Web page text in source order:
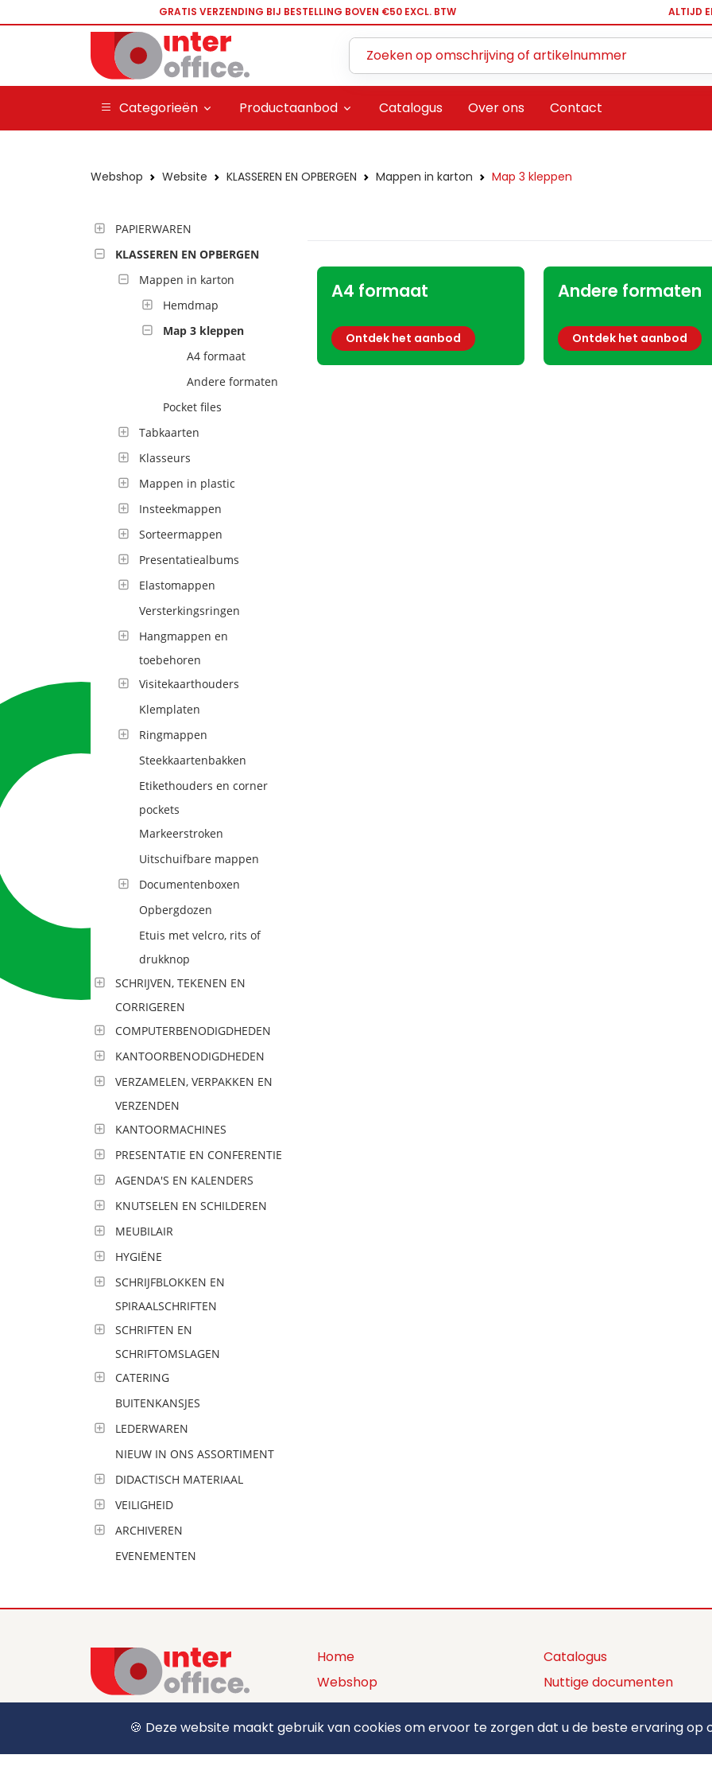
GRATIS VERZENDING BIJ BESTELLING BOVEN €50 EXCL. BTW ALTIJD
Categorieën Productaanbod Catalogus Over ons Contact
Webshop Website KLASSEREN EN OPBERGEN Mappen in karton Map 3 kleppen
PAPIERWAREN
KLASSEREN EN OPBERGEN
Mappen in karton
Hemdmap
Map 3 kleppen
A4 formaat
Andere formaten
Pocket files
Tabkaarten
Klasseurs
Mappen in plastic
Insteekmappen
Sorteermappen
Presentatiealbums
Elastomappen
Versterkingsringen
Hangmappen en
toebehoren
Visitekaarthouders
Klemplaten
Ringmappen
Steekkaartenbakken
Etikethouders en corner
pockets
Markeerstroken
Uitschuifbare mappen
Documentenboxen
Opbergdozen
Etuis met velcro, rits of
drukknop
SCHRIJVEN, TEKENEN EN
CORRIGEREN
COMPUTERBENODIGDHEDEN
KANTOORBENODIGDHEDEN
VERZAMELEN, VERPAKKEN EN
VERZENDEN
KANTOORMACHINES
PRESENTATIE EN CONFERENTIE
AGENDA'S EN KALENDERS
KNUTSELEN EN SCHILDEREN
MEUBILAIR
HYGIËNE
SCHRIJFBLOKKEN EN
SPIRAALSCHRIFTEN
SCHRIFTEN EN
SCHRIFTOMSLAGEN
CATERING
BUITENKANSJES
LEDERWAREN
NIEUW IN ONS ASSORTIMENT
DIDACTISCH MATERIAAL
VEILIGHEID
ARCHIVEREN
EVENEMENTEN
A4 formaat
Ontdek het aanbod
Andere formaten
Ontdek het aanbod
+32 (0) 12 39 15 55
sales@interoffice.be
Home
Webshop
Productaanbod
Over ons
Contact
Catalogus
Nuttige documenten
Privacy policy
Algemene voorwaarden
🍪 Deze website maakt gebruik van cookies om ervoor te zorgen dat u de beste ervaring op